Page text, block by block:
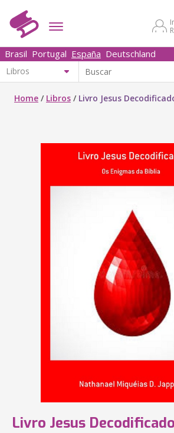
Brasil Portugal España Deutschland
Home / Libros / Livro Jesus
Livro Jesus Decodificado